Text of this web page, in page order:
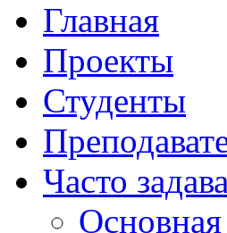
Главная
Проекты
Студенты
Часто